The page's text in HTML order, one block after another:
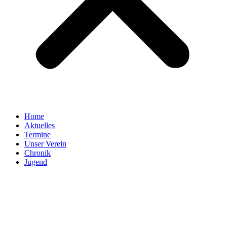
Home
Aktuelles
Termine
Unser Verein
Chronik
Jugend